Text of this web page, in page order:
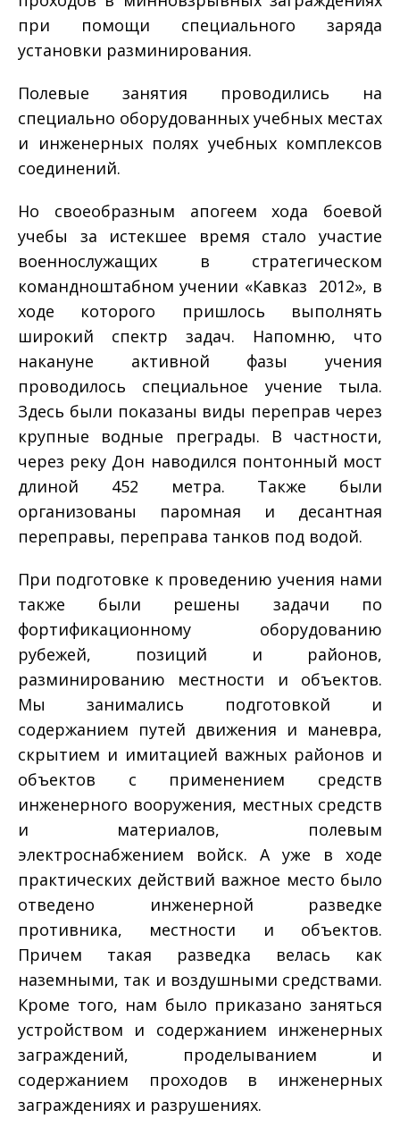
при помощи специального заряда
установки разминирования.
Полевые занятия проводились на
специально оборудованных учебных местах
и инженерных полях учебных комплексов
соединений.
Но своеобразным апогеем хода боевой
учебы за истекшее время стало участие
военнослужащих в стратегическом
командно­штабном учении «Кавказ ­ 2012», в
ходе которого пришлось выполнять
широкий спектр задач. Напомню, что
накануне активной фазы учения
проводилось специальное учение тыла.
Здесь были показаны виды переправ через
крупные водные преграды. В частности,
через реку Дон наводился понтонный мост
длиной 452 метра. Также были
организованы паромная и десантная
переправы, переправа танков под водой.
При подготовке к проведению учения нами
также были решены задачи по
фортификационному оборудованию
рубежей, позиций и районов,
разминированию местности и объектов.
Мы занимались подготовкой и
содержанием путей движения и маневра,
скрытием и имитацией важных районов и
объектов с применением средств
инженерного вооружения, местных средств
и материалов, полевым
электроснабжением войск. А уже в ходе
практических действий важное место было
отведено инженерной разведке
противника, местности и объектов.
Причем такая разведка велась как
наземными, так и воздушными средствами.
Кроме того, нам было приказано заняться
устройством и содержанием инженерных
заграждений, проделыванием и
содержанием проходов в инженерных
заграждениях и разрушениях.